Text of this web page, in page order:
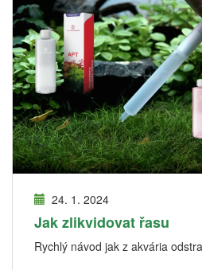
24. 1. 2024
Jak zlikvidovat řasu
Rychlý návod jak z akvária